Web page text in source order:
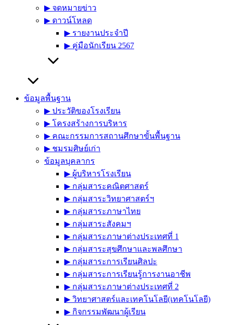
▶︎ จดหมายข่าว
▶︎ ดาวน์โหลด
▶︎ รายงานประจำปี
▶︎ คู่มือนักเรียน 2567
ข้อมูลพื้นฐาน
▶︎ ประวัติของโรงเรียน
▶︎ โครงสร้างการบริหาร
▶︎ คณะกรรมการสถานศึกษาขั้นพื้นฐาน
▶︎ ชมรมศิษย์เก่า
ข้อมูลบุคลากร
▶︎ ผู้บริหารโรงเรียน
▶︎ กลุ่มสาระคณิตศาสตร์
▶︎ กลุ่มสาระวิทยาศาสตร์ฯ
▶︎ กลุ่มสาระภาษาไทย
▶︎ กลุ่มสาระสังคมฯ
▶︎ กลุ่มสาระภาษาต่างประเทศที่ 1
▶︎ กลุ่มสาระสุขศึกษาและพลศึกษา
▶︎ กลุ่มสาระการเรียนศิลปะ
▶︎ กลุ่มสาระการเรียนรู้การงานอาชีพ
▶︎ กลุ่มสาระภาษาต่างประเทศที่ 2
▶︎ วิทยาศาสตร์และเทคโนโลยี(เทคโนโลยี)
▶︎ กิจกรรมพัฒนาผู้เรียน